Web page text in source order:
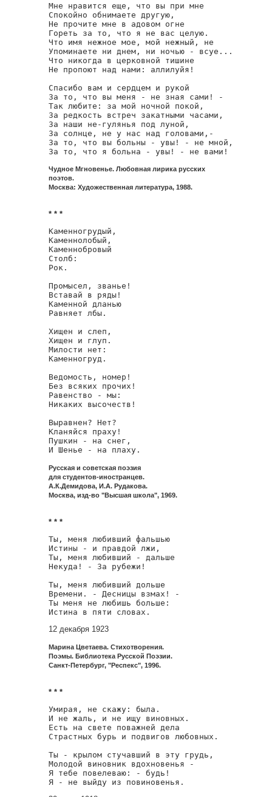
Мне нравится еще, что вы при мне
Спокойно обнимаете другую,
Не прочите мне в адовом огне
Гореть за то, что я не вас целую.
Что имя нежное мое, мой нежный, не
Упоминаете ни днем, ни ночью - всуе...
Что никогда в церковной тишине
Не пропоют над нами: аллилуйя!
Спасибо вам и сердцем и рукой
За то, что вы меня - не зная сами! -
Так любите: за мой ночной покой,
За редкость встреч закатными часами,
За наши не-гулянья под луной,
За солнце, не у нас над головами,-
За то, что вы больны - увы! - не мной,
За то, что я больна - увы! - не вами!
Чудное Мгновенье. Любовная лирика русских
поэтов.
Москва: Художественная литература, 1988.
* * *
Каменногрудый,
Каменнолобый,
Каменнобровый
Столб:
Рок.
Промысел, званье!
Вставай в ряды!
Каменной дланью
Равняет лбы.
Хищен и слеп,
Хищен и глуп.
Милости нет:
Каменногруд.
Ведомость, номер!
Без всяких прочих!
Равенство - мы:
Никаких высочеств!
Выравнен? Нет?
Кланяйся праху!
Пушкин - на снег,
И Шенье - на плаху.
Русская и советская поэзия
для студентов-иностранцев.
А.К.Демидова, И.А. Рудакова.
Москва, изд-во "Высшая школа", 1969.
* * *
Ты, меня любивший фальшью
Истины - и правдой лжи,
Ты, меня любивший - дальше
Некуда! - За рубежи!
Ты, меня любивший дольше
Времени. - Десницы взмах! -
Ты меня не любишь больше:
Истина в пяти словах.
12 декабря 1923
Марина Цветаева. Стихотворения.
Поэмы. Библиотека Русской Поэзии.
Санкт-Петербург, "Респекс", 1996.
* * *
Умирая, не скажу: была.
И не жаль, и не ищу виновных.
Есть на свете поважней дела
Страстных бурь и подвигов любовных.
Ты - крылом стучавший в эту грудь,
Молодой виновник вдохновенья -
Я тебе повелеваю: - будь!
Я - не выйду из повиновенья.